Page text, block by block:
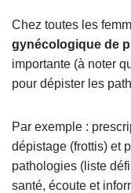
Chez toutes les
gynécologique de
importante (à noter
pour dépister les
Par exemple :
dépistage (frottis) et
pathologies (liste
santé, écoute et